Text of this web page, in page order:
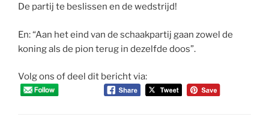
De partij te beslissen en de wedstrijd!
En: “Aan het eind van de schaakpartij gaan zowel de
koning als de pion terug in dezelfde doos”.
Volg ons of deel dit bericht via: